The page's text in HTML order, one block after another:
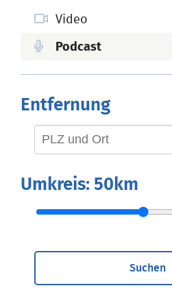
Video
Podcast
Entfernung
Umkreis: 50km
Suchen